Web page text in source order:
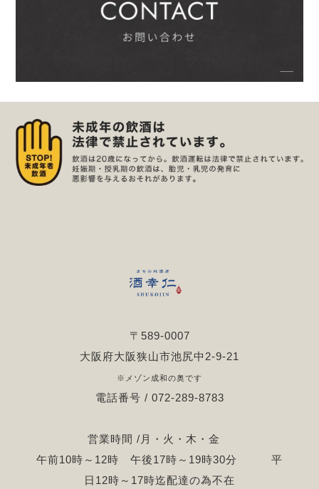
〒589-0007
大阪府大阪狭山市池尻中2-9-21
※メゾン成和の奥です
電話番号 / 072-289-8783
営業時間 /月・火・木・金
午前10時～12時 午後17時～19時30分 平
日12時～17時迄配達の為不在